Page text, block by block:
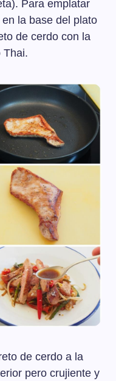
Para emplatar
la base del plato
de cerdo con la
Thai.
de cerdo a la
pero crujiente y